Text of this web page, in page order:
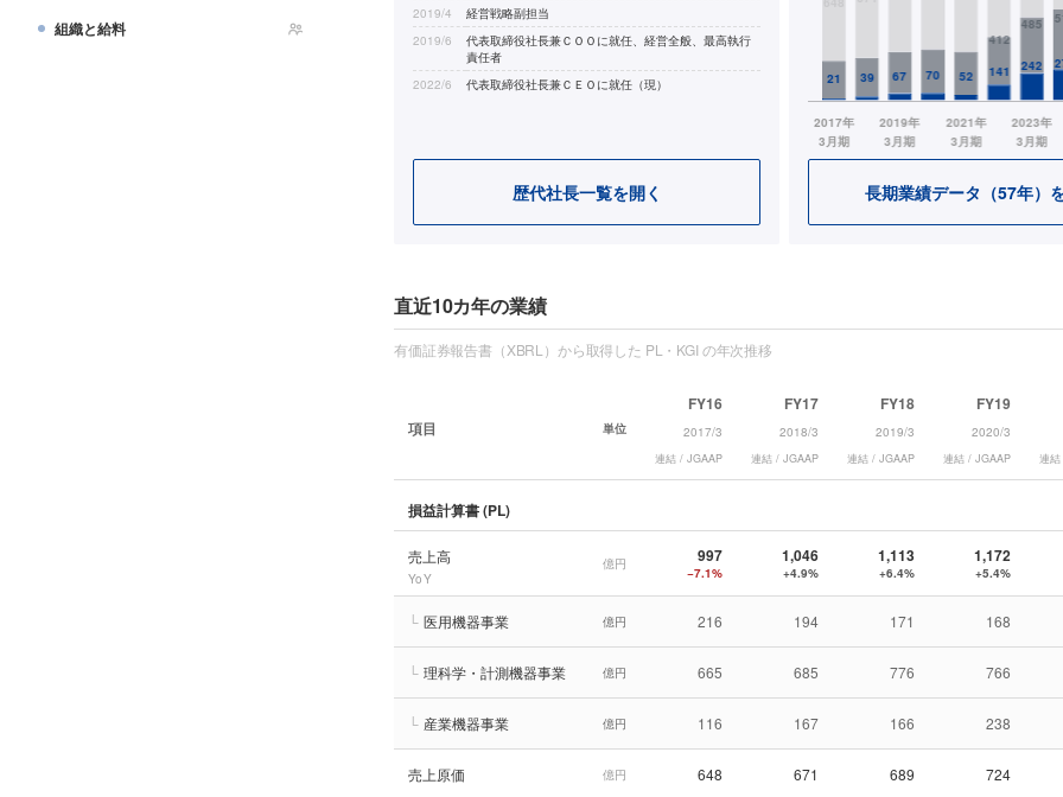
組織と給料
2019/4
経営戦略副担当
2019/6
代表取締役社長兼ＣＯＯに就任、経営全般、最高執行
責任者
2022/6
代表取締役社長兼ＣＥＯに就任（現）
歴代社長一覧を開く 長期業績データ（57年）
直近10カ年の業績
有価証券報告書（XBRL）から取得した PL・KGI の年次推移
項目 単位
FY16
2017/3
連結 / JGAAP
FY17
2018/3
連結 / JGAAP
FY18
2019/3
連結 / JGAAP
FY19
2020/3
連結 / JGAAP 連
損益計算書 (PL)
売上高
YoY
億円 997
−7.1%
1,046
+4.9%
1,113
+6.4%
1,172
+5.4%
└ 医用機器事業 億円 216 194 171 168
└ 理科学・計測機器事業 億円 665 685 776 766
└ 産業機器事業 億円 116 167 166 238
売上原価 億円 648 671 689 724